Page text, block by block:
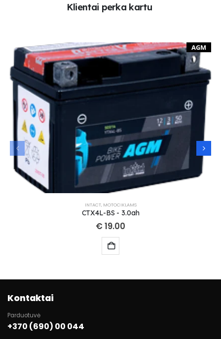
Klientai perka kartu
AGM
INTACT, MOTOCIKLAMS
CTX4L-BS - 3.0ah
€ 19.00
Kontaktai
Parduotuvė
+370 (690) 00 044